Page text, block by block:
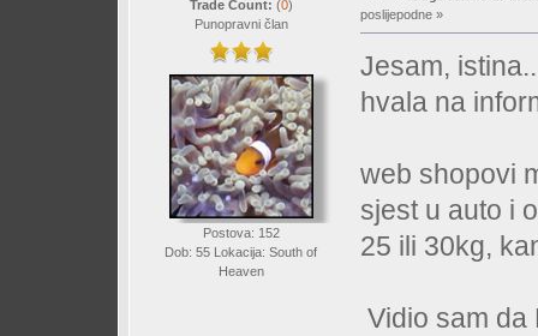
Trade Count: (0)
Punopravni član
Postova: 152
Dob: 55 Lokacija: South of
Heaven
poslijepodne »
Jesam,
hvala na
web shopovi
sjest u auto i
25 ili 30kg,
Vidio sam da